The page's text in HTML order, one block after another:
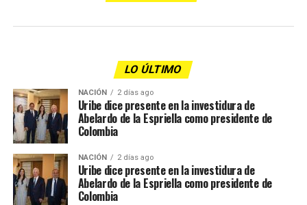
LO ÚLTIMO
NACIÓN 2 días ago
Uribe dice presente en la investidura de
Abelardo de la Espriella como presidente de
Colombia
NACIÓN 2 días ago
Uribe dice presente en la investidura de
Abelardo de la Espriella como presidente de
Colombia